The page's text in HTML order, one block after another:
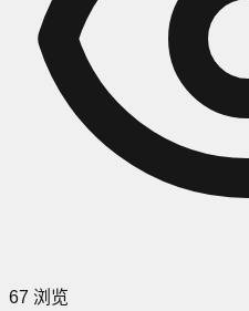
67 浏览